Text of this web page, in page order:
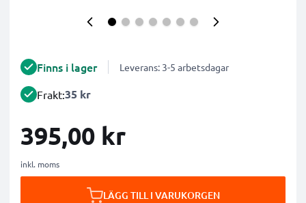
Finns i lager Leverans: 3-5 arbetsdagar
Frakt:35 kr
395,00 kr
inkl. moms
LÄGG TILL I VARUKORGEN